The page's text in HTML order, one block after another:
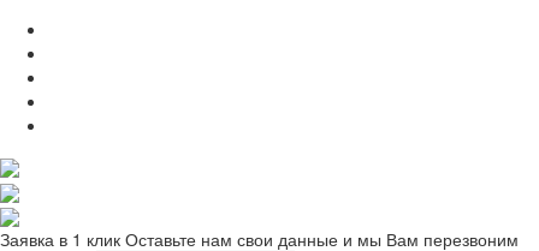
Заявка в 1 клик Оставьте нам свои данные и мы Вам перезвоним